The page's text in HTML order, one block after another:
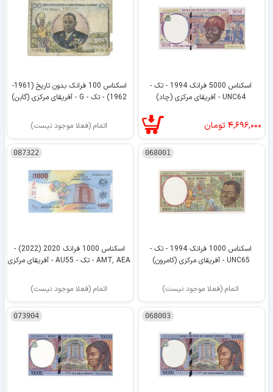
اسکناس 5000 فرانک 1994 - تک -
UNC64 - آفریقای مرکزی (چاد)
۴,۶۹۶,۰۰۰تومان
اسکناس 100 فرانک بدون تاریخ (1961-
1962) - تک - G - آفریقای مرکزی (گابن)
اتمام (فعلا موجود نیست)
068001
اسکناس 1000 فرانک 1994 - تک -
UNC65 - آفریقای مرکزی (کامرون)
اتمام (فعلا موجود نیست)
087322
اسکناس 1000 فرانک 2020 (2022) -
AMT, AEA - تک - AU55 - آفریقای مرکزی
اتمام (فعلا موجود نیست)
068003
073904